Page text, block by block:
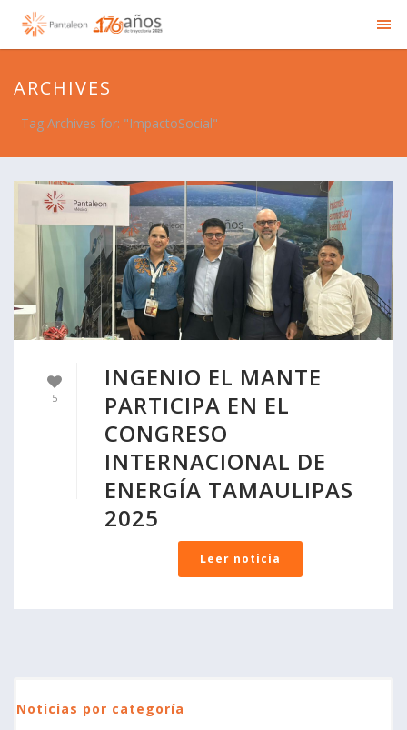
ARCHIVES
Tag Archives for: "ImpactoSocial"
5
INGENIO EL MANTE
PARTICIPA EN EL
CONGRESO
INTERNACIONAL DE
ENERGÍA TAMAULIPAS
2025
Leer noticia
Noticias por categoría